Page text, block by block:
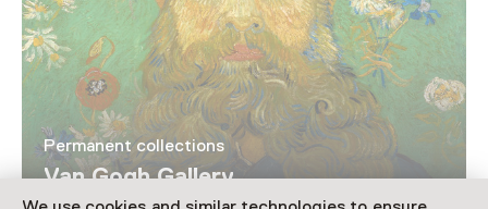
Permanent collections
Van Gogh Gallery